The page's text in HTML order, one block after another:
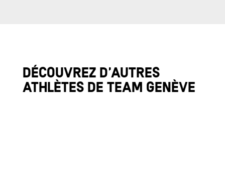
Découvrez d’autres
athlètes de team Genève